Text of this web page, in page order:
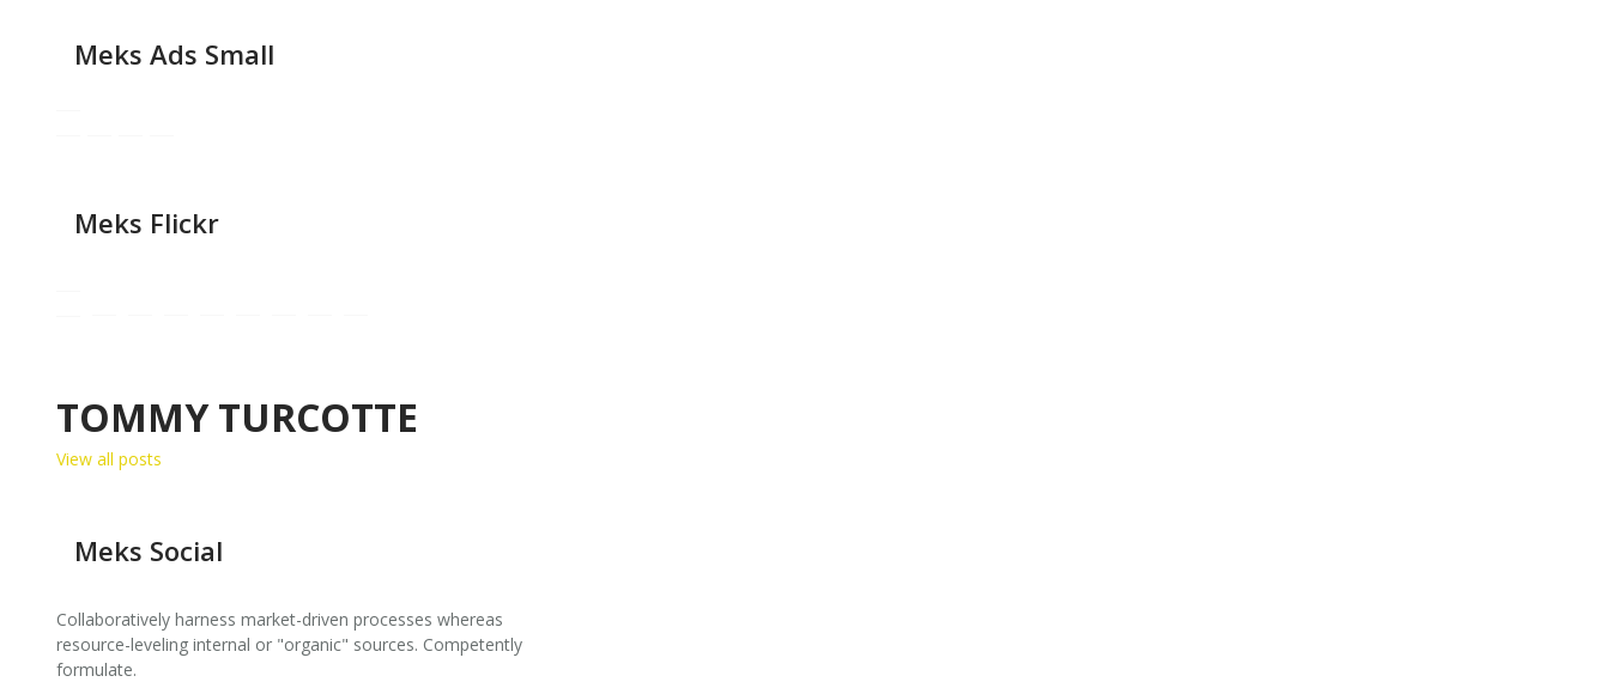
Meks Ads Small
Meks Flickr
TOMMY TURCOTTE
View all posts
Meks Social
Collaboratively harness market-driven processes whereas
resource-leveling internal or "organic" sources. Competently
formulate.